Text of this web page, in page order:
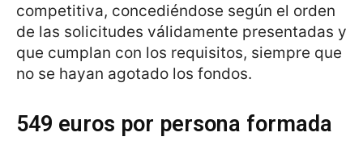
competitiva, concediéndose según el orden
de las solicitudes válidamente presentadas y
que cumplan con los requisitos, siempre que
no se hayan agotado los fondos.
549 euros por persona formada